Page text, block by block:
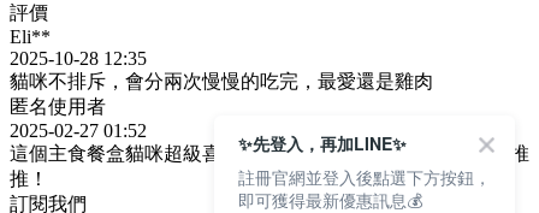
評價
Eli**
2025-10-28 12:35
貓咪不排斥，會分兩次慢慢的吃完，最愛還是雞肉
匿名使用者
2025-02-27 01:52
這個主食餐盒貓咪超級喜歡！！！應該會回購的～不錯～推推
推！
訂閱我們
✨先登入，再加LINE✨
註冊官網並登入後點選下方按鈕，
即可獲得最新優惠訊息💰